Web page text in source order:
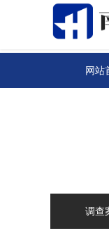
网站
调查